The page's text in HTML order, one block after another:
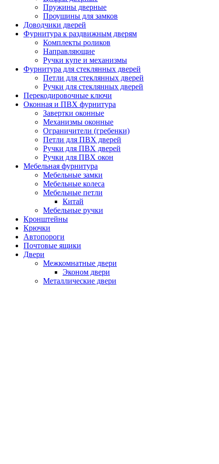
Пружины дверные
Проушины для замков
Доводчики дверей
Фурнитура к раздвижным дверям
Комплекты роликов
Направляющие
Ручки купе и механизмы
Фурнитура для стеклянных дверей
Петли для стеклянных дверей
Ручки для стеклянных дверей
Перекодировочные ключи
Оконная и ПВХ фурнитура
Завертки оконные
Механизмы оконные
Ограничители (гребенки)
Петли для ПВХ дверей
Ручки для ПВХ дверей
Ручки для ПВХ окон
Мебельная фурнитура
Мебельные замки
Мебельные колеса
Мебельные петли
Китай
Мебельные ручки
Кронштейны
Крючки
Автопороги
Почтовые ящики
Двери
Межкомнатные двери
Эконом двери
Металлические двери